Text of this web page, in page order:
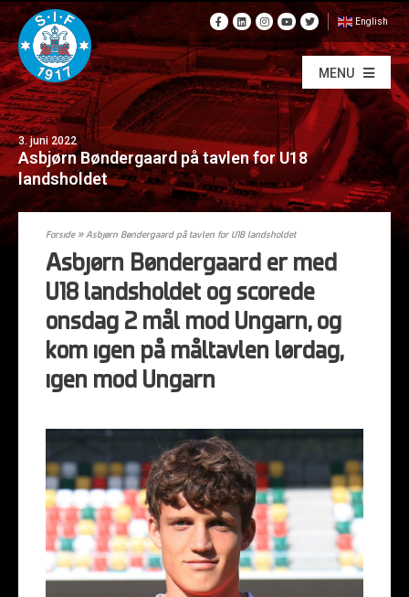
English
MENU
3. juni 2022
Asbjørn Bøndergaard på tavlen for U18
landsholdet
Forside»Asbjørn Bøndergaard på tavlen for U18 landsholdet
Asbjørn Bøndergaard er med
U18 landsholdet og scorede
onsdag 2 mål mod Ungarn, og
kom igen på måltavlen lørdag,
igen mod Ungarn